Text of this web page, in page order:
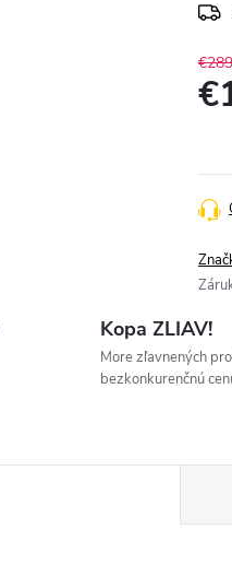
Kopa ZLIAV!
More zľavnených
bezkonkurenčnú